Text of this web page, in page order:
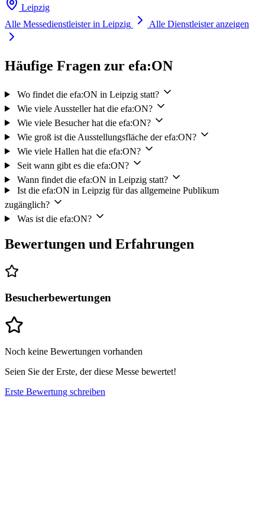
Leipzig
Alle Messedienstleister in Leipzig
Alle Dienstleister anzeigen
Häufige Fragen zur efa:ON
Wo findet die efa:ON in Leipzig statt?
Wie viele Aussteller hat die efa:ON?
Wie viele Besucher hat die efa:ON?
Wie groß ist die Ausstellungsfläche der efa:ON?
Wie viele Hallen hat die efa:ON?
Seit wann gibt es die efa:ON?
Wann findet die efa:ON in Leipzig statt?
Ist die efa:ON in Leipzig für das allgemeine Publikum
zugänglich?
Was ist die efa:ON?
Bewertungen und Erfahrungen
Besucherbewertungen
Noch keine Bewertungen vorhanden
Seien Sie der Erste, der diese Messe bewertet!
Erste Bewertung schreiben